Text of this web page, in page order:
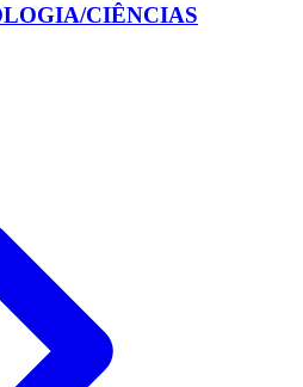
CIÊNCIAS